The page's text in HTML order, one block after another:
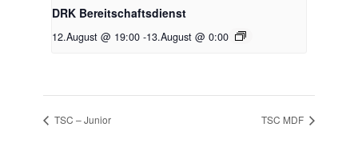
DRK Bereitschaftsdienst
12.August @ 19:00 -13.August @ 0:00
TSC – Junior TSC MDF